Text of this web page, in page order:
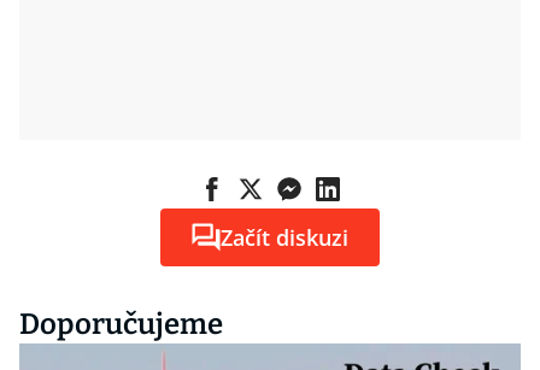
Začít diskuzi
Doporučujeme